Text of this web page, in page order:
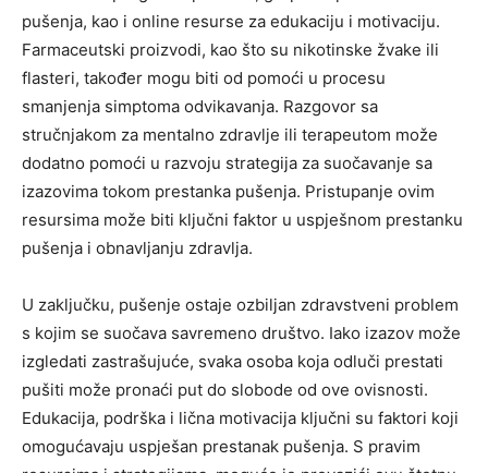
pušenja, kao i online resurse za edukaciju i motivaciju.
Farmaceutski proizvodi, kao što su nikotinske žvake ili
flasteri, također mogu biti od pomoći u procesu
smanjenja simptoma odvikavanja. Razgovor sa
stručnjakom za mentalno zdravlje ili terapeutom može
dodatno pomoći u razvoju strategija za suočavanje sa
izazovima tokom prestanka pušenja. Pristupanje ovim
resursima može biti ključni faktor u uspješnom prestanku
pušenja i obnavljanju zdravlja.
U zaključku, pušenje ostaje ozbiljan zdravstveni problem
s kojim se suočava savremeno društvo. Iako izazov može
izgledati zastrašujuće, svaka osoba koja odluči prestati
pušiti može pronaći put do slobode od ove ovisnosti.
Edukacija, podrška i lična motivacija ključni su faktori koji
omogućavaju uspješan prestanak pušenja. S pravim